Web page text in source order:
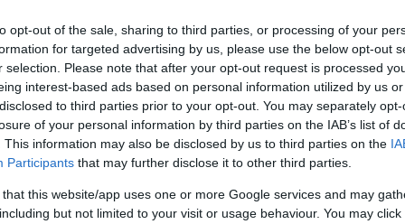
opt-out of the sale, sharing to third parties, or processing of your
for targeted advertising by us, please use the below opt-out
selection. Please note that after your opt-out request is processed
interest-based ads based on personal information utilized by us
to third parties prior to your opt-out. You may separately
of your personal information by third parties on the IAB’s list of
This information may also be disclosed by us to third parties on the
Participants that may further disclose it to other third parties.
that this website/app uses one or more Google services and may
but not limited to your visit or usage behaviour. You may
mintákkal ötvöző, sajátos hangzásvilágú, szövegeiben lírai
nem fog csalódni: Wolfie, Rendben & DJ R-Nold ott
éppúgy napirenden maradt, mint a legintimebb
többször a kérdést a tagoknak. Ezt a megkerülhetetlen
Movie című rövidfilm is, amelyben egy, a reménytelen
alakításában. A film emellett az "egy nap az együttessel"